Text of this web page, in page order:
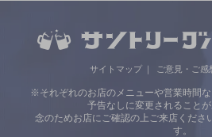
サイトマップ ご意見・ご感
※それぞれのお店のメニューや営業時間な
予告なしに変更されることが
念のためお店にご確認の上ご来店くださ
す。